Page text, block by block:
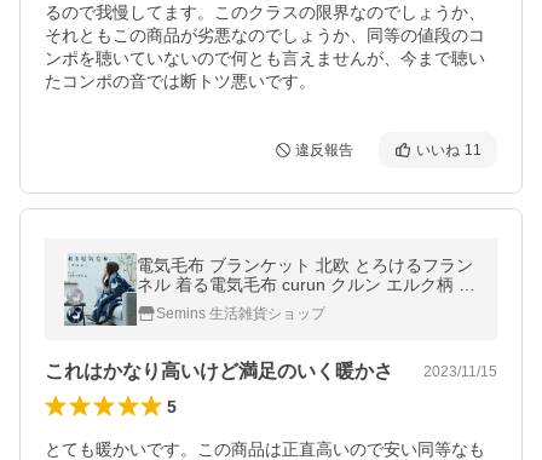
るので我慢してます。このクラスの限界なのでしょうか、
それともこの商品が劣悪なのでしょうか、同等の値段のコ
ンポを聴いていないので何とも言えませんが、今まで聴い
たコンポの音では断トツ悪いです。
違反報告 いいね 11
電気毛布 ブランケット 北欧 とろけるフラン
ネル 着る電気毛布 curun クルン エルク柄 ア
ーバンスタイル 140x180cm ロングサイズ 大
きめ リモートワーク
Semins 生活雑貨ショップ
これはかなり高いけど満足のいく暖かさ 2023/11/15
5
とても暖かいです。この商品は正直高いので安い同等なも